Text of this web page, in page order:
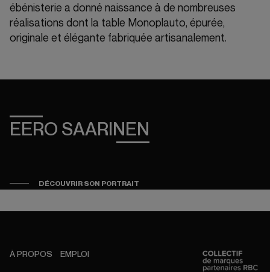
ébénisterie a donné naissance à de nombreuses
réalisations dont la table Monoplauto, épurée,
originale et élégante fabriquée artisanalement.
EERO SAARINEN
DÉCOUVRIR SON PORTRAIT
À PROPOS EMPLOI